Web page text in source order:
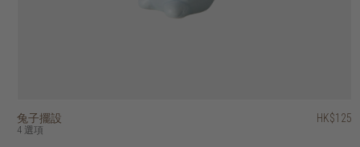
兔子擺設
4 選項
HK$125
香港區域印花容器
2 選項
HK$375
螺旋印花容器
2 選項
HK$375
裝飾蘋果
2 選項
HK$145
柚木容器連蓋 HK$195
柚木淺口碗 HK$395
籐製網格掛牆裝飾 HK$1,950
藤織圓盤掛牆裝飾 HK$2,250
雲石蛋形紙鎮
3 選項
HK$95
雲石容器 (連纖細蓋子)
2 選項
HK$395